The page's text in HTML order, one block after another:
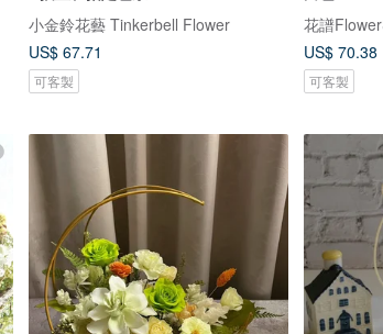
小金鈴花藝 Tinkerbell Flower
US$ 67.71
可客製
花譜
US$ 70.38
可客製